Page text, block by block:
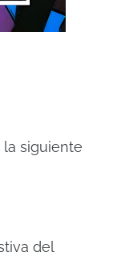
la siguiente
del